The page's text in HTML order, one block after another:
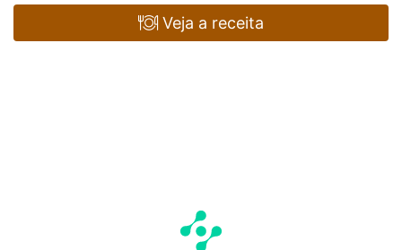
Veja a receita